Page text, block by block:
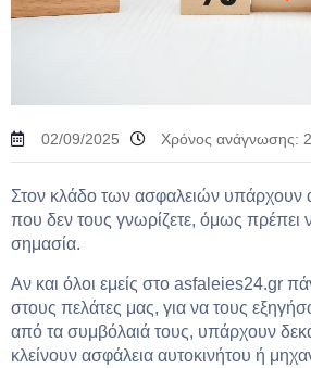
02/09/2025 Χρόνος ανάγνωσης: 2
Στον κλάδο των ασφαλειών υπάρχουν
που δεν τους γνωρίζετε, όμως πρέπει
σημασία.
Αν και όλοι εμείς στο asfaleies24.gr
στους πελάτες μας, για να τους
από τα συμβόλαιά τους, υπάρχουν
κλείνουν ασφάλεια αυτοκινήτου ή